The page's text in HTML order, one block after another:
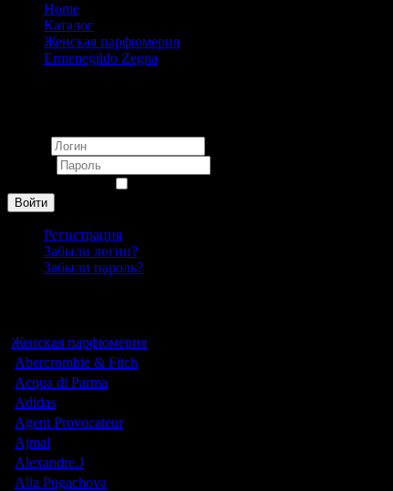
Home
Каталог
Женская парфюмерия
Ermenegildo Zegna
Войти
Регистрация
Забыли логин?
Забыли пароль?
Женская парфюмерия
Abercrombie & Fitch
Acqua di Parma
Adidas
Agent Provocateur
Ajmal
Alexandre.J
Alla Pugachova